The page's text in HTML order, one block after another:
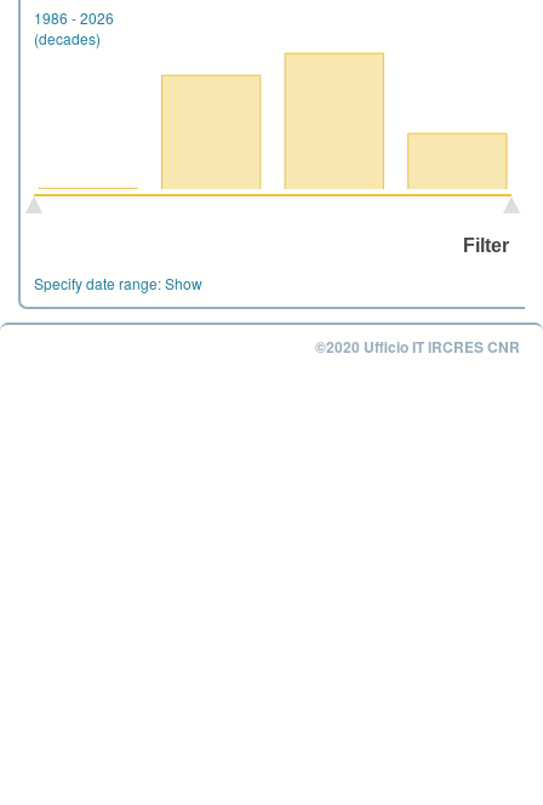
1986 -2026
(decades)
Specify date range:Show
©2020 Ufficio IT IRCRES CNR